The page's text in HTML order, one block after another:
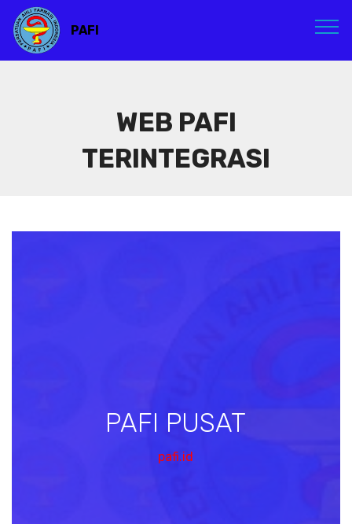
PAFI
WEB PAFI
TERINTEGRASI
PAFI PUSAT
pafi.id